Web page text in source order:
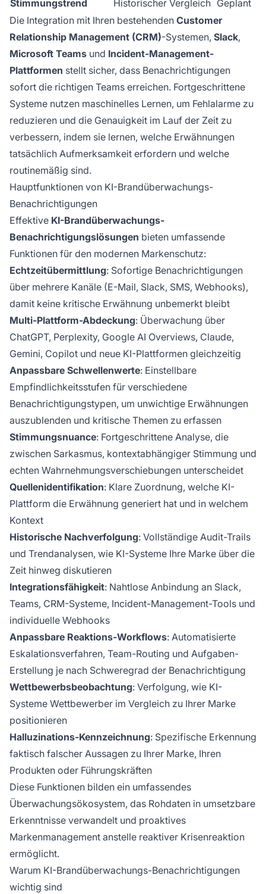
Stimmungstrend Historischer Vergleich Geplant
Die Integration mit Ihren bestehenden Customer
Relationship Management (CRM)-Systemen, Slack,
Microsoft Teams und Incident-Management-
Plattformen stellt sicher, dass Benachrichtigungen
sofort die richtigen Teams erreichen. Fortgeschrittene
Systeme nutzen maschinelles Lernen, um Fehlalarme zu
reduzieren und die Genauigkeit im Lauf der Zeit zu
verbessern, indem sie lernen, welche Erwähnungen
tatsächlich Aufmerksamkeit erfordern und welche
routinemäßig sind.
Hauptfunktionen von KI-Brandüberwachungs-
Benachrichtigungen
Effektive KI-Brandüberwachungs-
Benachrichtigungslösungen bieten umfassende
Funktionen für den modernen Markenschutz:
Echtzeitübermittlung: Sofortige Benachrichtigungen
über mehrere Kanäle (E-Mail, Slack, SMS, Webhooks),
damit keine kritische Erwähnung unbemerkt bleibt
Multi-Plattform-Abdeckung: Überwachung über
ChatGPT, Perplexity, Google AI Overviews, Claude,
Gemini, Copilot und neue KI-Plattformen gleichzeitig
Anpassbare Schwellenwerte: Einstellbare
Empfindlichkeitsstufen für verschiedene
Benachrichtigungstypen, um unwichtige Erwähnungen
auszublenden und kritische Themen zu erfassen
Stimmungsnuance: Fortgeschrittene Analyse, die
zwischen Sarkasmus, kontextabhängiger Stimmung und
echten Wahrnehmungsverschiebungen unterscheidet
Quellenidentifikation: Klare Zuordnung, welche KI-
Plattform die Erwähnung generiert hat und in welchem
Kontext
Historische Nachverfolgung: Vollständige Audit-Trails
und Trendanalysen, wie KI-Systeme Ihre Marke über die
Zeit hinweg diskutieren
Integrationsfähigkeit: Nahtlose Anbindung an Slack,
Teams, CRM-Systeme, Incident-Management-Tools und
individuelle Webhooks
Anpassbare Reaktions-Workflows: Automatisierte
Eskalationsverfahren, Team-Routing und Aufgaben-
Erstellung je nach Schweregrad der Benachrichtigung
Wettbewerbsbeobachtung: Verfolgung, wie KI-
Systeme Wettbewerber im Vergleich zu Ihrer Marke
positionieren
Halluzinations-Kennzeichnung: Spezifische Erkennung
faktisch falscher Aussagen zu Ihrer Marke, Ihren
Produkten oder Führungskräften
Diese Funktionen bilden ein umfassendes
Überwachungsökosystem, das Rohdaten in umsetzbare
Erkenntnisse verwandelt und proaktives
Markenmanagement anstelle reaktiver Krisenreaktion
ermöglicht.
Warum KI-Brandüberwachungs-Benachrichtigungen
wichtig sind